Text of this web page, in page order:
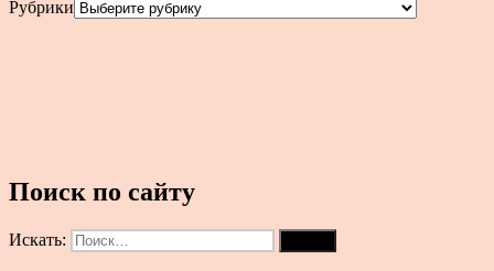
Рубрики
Поиск по сайту
Искать: